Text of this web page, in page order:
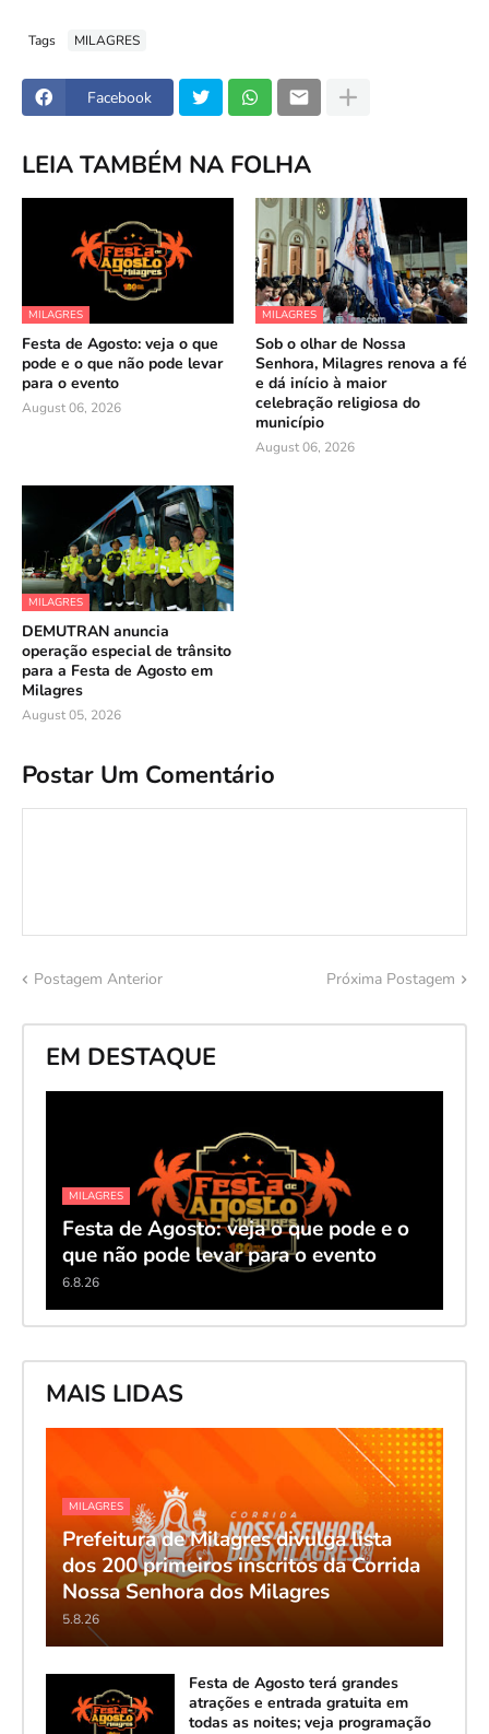
Tags MILAGRES
Facebook
LEIA TAMBÉM NA FOLHA
MILAGRES
Festa de Agosto: veja o que
pode e o que não pode levar
para o evento
August 06, 2026
MILAGRES
Sob o olhar de Nossa
Senhora, Milagres renova a fé
e dá início à maior
celebração religiosa do
município
August 06, 2026
MILAGRES
DEMUTRAN anuncia
operação especial de trânsito
para a Festa de Agosto em
Milagres
August 05, 2026
Postar Um Comentário
Postagem Anterior Próxima Postagem
EM DESTAQUE
MILAGRES
Festa de Agosto: veja o que pode e o
que não pode levar para o evento
6.8.26
MAIS LIDAS
MILAGRES
Prefeitura de Milagres divulga lista
dos 200 primeiros inscritos da Corrida
Nossa Senhora dos Milagres
5.8.26
Festa de Agosto terá grandes
atrações e entrada gratuita em
todas as noites; veja programação